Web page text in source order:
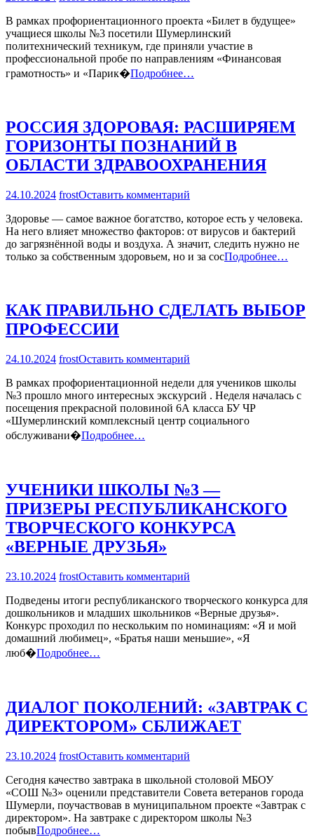
ПЕРЕМЕН
—
ИДИ
К
В рамках профориентационного проекта «Билет в будущее»
учащиеся школы №3 посетили Шумерлинский
политехнический техникум, где приняли участие в
профессиональной пробе по направлениям «Финансовая
грамотность» и «Парик�Подробнее…
РОССИЯ ЗДОРОВАЯ: РАСШИРЯЕМ
ГОРИЗОНТЫ ПОЗНАНИЙ В
ОБЛАСТИ ЗДРАВООХРАНЕНИЯ
24.10.2024 frostОставить комментарий
ЗДОРОВАЯ:
РАСШИРЯЕМ
ГОРИЗОНТЫ
ПОЗНАНИЙ
Здоровье — самое важное богатство, которое есть у человека.
На него влияет множество факторов: от вирусов и бактерий
до загрязнённой воды и воздуха. А значит, следить нужно не
только за собственным здоровьем, но и за сосПодробнее…
КАК ПРАВИЛЬНО СДЕЛАТЬ ВЫБОР
ПРОФЕССИИ
24.10.2024 frostОставить комментарий
ПРАВИЛЬНО
СДЕЛАТЬ
ВЫБОР
ПРОФЕССИИ
В рамках профориентационной недели для учеников школы
№3 прошло много интересных экскурсий . Неделя началась с
посещения прекрасной половиной 6А класса БУ ЧР
«Шумерлинский комплексный центр социального
обслуживани�Подробнее…
УЧЕНИКИ ШКОЛЫ №3 —
ПРИЗЕРЫ РЕСПУБЛИКАНСКОГО
ТВОРЧЕСКОГО КОНКУРСА
«ВЕРНЫЕ ДРУЗЬЯ»
23.10.2024 frostОставить комментарий
ШКОЛЫ
№3
—
ПРИЗЕРЫ
ДРУЗЬЯ»
Подведены итоги республиканского творческого конкурса для
дошкольников и младших школьников «Верные друзья».
Конкурс проходил по нескольким по номинациям: «Я и мой
домашний любимец», «Братья наши меньшие», «Я
люб�Подробнее…
ДИАЛОГ ПОКОЛЕНИЙ: «ЗАВТРАК С
ДИРЕКТОРОМ» СБЛИЖАЕТ
23.10.2024 frostОставить комментарий
ПОКОЛЕНИЙ:
«ЗАВТРАК
С
ДИРЕКТОРОМ»
Сегодня качество завтрака в школьной столовой МБОУ
«СОШ №3» оценили представители Совета ветеранов города
Шумерли, поучаствовав в муниципальном проекте «Завтрак с
директором». На завтраке с директором школы №3
побывПодробнее…